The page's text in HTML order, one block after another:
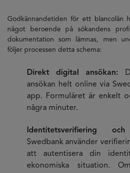
Godkännandetiden för ett blancolån
något beroende på sökandens
dokumentation som lämnas, men
följer processen detta schema:
Direkt digital ansökan:
ansökan helt online via
app. Formuläret är enkelt
några minuter.
Identitetsverifiering
Swedbank använder
att autentisera din
ekonomiska situation.